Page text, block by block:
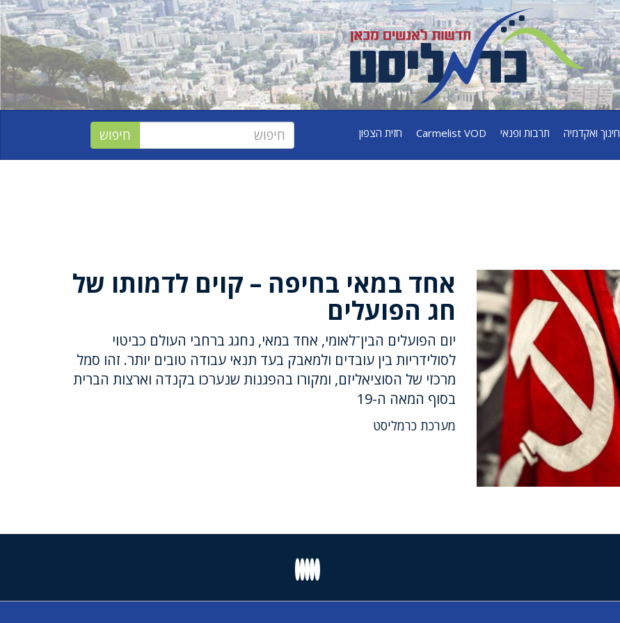
חינוך ואקדמיה תרבות ופנאי Carmelist VOD חזית הצפון
אחד במאי בחיפה – קוים לדמותו של
חג הפועלים
יום הפועלים הבין־לאומי, אחד במאי, נחגג ברחבי העולם כביטוי
לסולידריות בין עובדים ולמאבק בעד תנאי עבודה טובים יותר. זהו סמל
מרכזי של הסוציאליזם, ומקורו בהפגנות שנערכו בקנדה וארצות הברית
בסוף המאה ה-19
מערכת כרמליסט